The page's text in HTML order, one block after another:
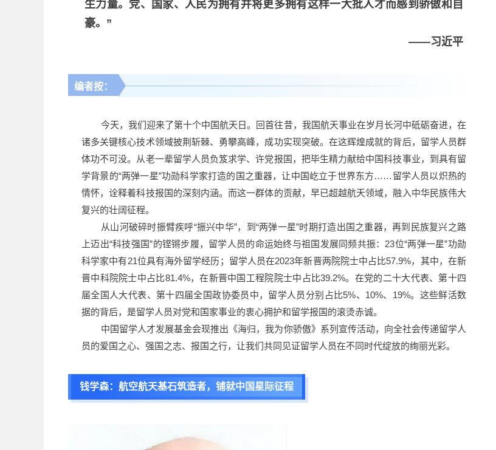
生力量。党、国家、人民为拥有并将更多拥有这样一大批人才而感到骄傲和自
豪。”
——习近平
编者按：
今天，我们迎来了第十个中国航天日。回首往昔，我国航天事业在岁月长河中砥砺奋进，在
诸多关键核心技术领域披荆斩棘、勇攀高峰，成功实现突破。在这辉煌成就的背后，留学人员群
体功不可没。从老一辈留学人员负笈求学、许党报国，把毕生精力献给中国科技事业，到具有留
学背景的“两弹一星”功勋科学家打造的国之重器，让中国屹立于世界东方……留学人员以炽热的
情怀，诠释着科技报国的深刻内涵。而这一群体的贡献，早已超越航天领域，融入中华民族伟大
复兴的壮阔征程。
从山河破碎时振臂疾呼“振兴中华”，到“两弹一星”时期打造出国之重器，再到民族复兴之路
上迈出“科技强国”的铿锵步履，留学人员的命运始终与祖国发展同频共振：23位“两弹一星”功勋
科学家中有21位具有海外留学经历；留学人员在2023年新晋两院院士中占比57.9%，其中，在新
晋中科院院士中占比81.4%，在新晋中国工程院院士中占比39.2%。在党的二十大代表、第十四
届全国人大代表、第十四届全国政协委员中，留学人员分别占比5%、10%、19%。这些鲜活数
据的背后，是留学人员对党和国家事业的衷心拥护和留学报国的滚烫赤诚。
中国留学人才发展基金会现推出《海归，我为你骄傲》系列宣传活动，向全社会传递留学人
员的爱国之心、强国之志、报国之行，让我们共同见证留学人员在不同时代绽放的绚丽光彩。
钱学森：航空航天基石筑造者，铺就中国星际征程